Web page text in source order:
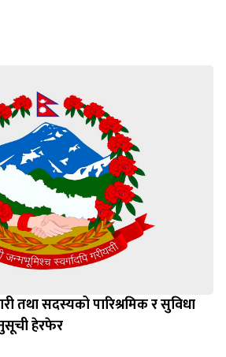
तथा सदस्यको पारिश्रमिक र सुविधा
हेरफेर